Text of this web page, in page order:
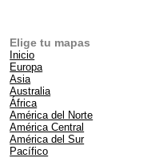
Elige tu mapas
Inicio
Europa
Asia
Australia
África
América del Norte
América Central
América del Sur
Pacífico